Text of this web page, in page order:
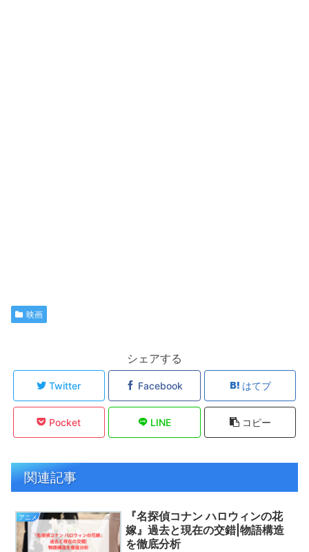
映画
シェアする
Twitter Facebook はてブ
Pocket LINE コピー
関連記事
アニメ
『名探偵コナン ハロウィンの花
嫁』過去と現在の交錯|物語構造
を徹底分析